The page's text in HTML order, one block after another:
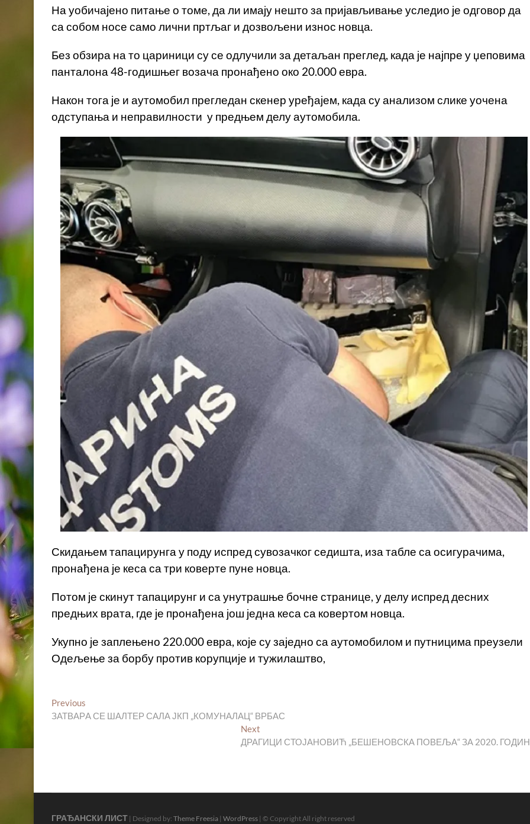
На уобичајено питање о томе, да ли имају нешто за пријављивање уследио је одговор да
са собом носе само лични пртљаг и дозвољени износ новца.
Без обзира на то цариници су се одлучили за детаљан преглед, када је најпре у џеповима
панталона 48-годишњег возача пронађено око 20.000 евра.
Након тога је и аутомобил прегледан скенер уређајем, када су анализом слике уочена
одступања и неправилности у предњем делу аутомобила.
Скидањем тапацирунга у поду испред сувозачког седишта, иза табле са осигурачима,
пронађена је кеса са три коверте пуне новца.
Потом је скинут тапацирунг и са унутрашње бочне странице, у делу испред десних
предњих врата, где је пронађена још једна кеса са ковертом новца.
Укупно је заплењено 220.000 евра, које су заједно са аутомобилом и путницима преузели
Одељење за борбу против корупције и тужилаштво,
Кретање
чланка
Previous
post:
ЗАТВАРA СЕ ШАЛТЕР САЛА ЈКП „КОМУНАЛАЦ“ ВРБАС
Next
post:
ДРАГИЦИ СТОЈАНОВИЋ „БЕШЕНОВСКА ПОВЕЉА“ ЗА 2020.
ГРАЂАНСКИ ЛИСТ | Designed by: Theme Freesia | WordPress | © Copyright All right reserved